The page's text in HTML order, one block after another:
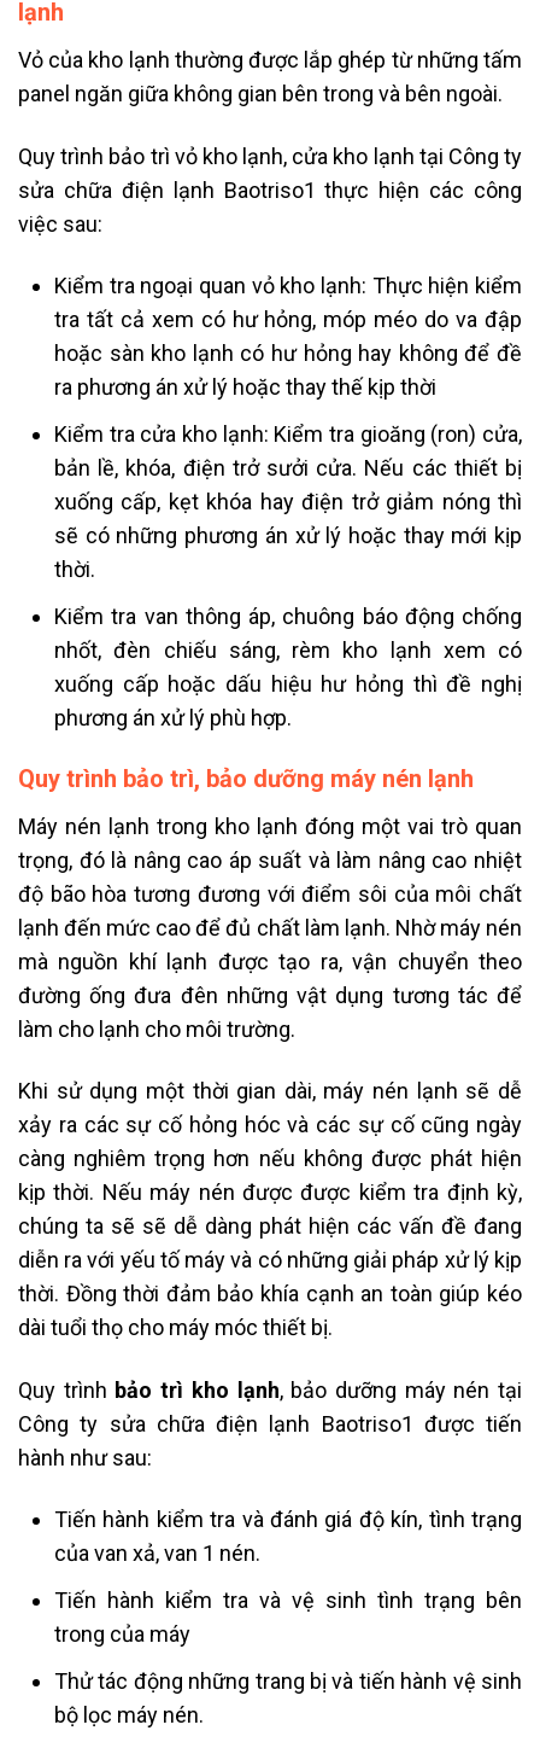
lạnh
Vỏ của kho lạnh thường được lắp ghép từ những tấm
panel ngăn giữa không gian bên trong và bên ngoài.
Quy trình bảo trì vỏ kho lạnh, cửa kho lạnh tại Công ty
sửa chữa điện lạnh Baotriso1 thực hiện các công
việc sau:
Kiểm tra ngoại quan vỏ kho lạnh: Thực hiện kiểm
tra tất cả xem có hư hỏng, móp méo do va đập
hoặc sàn kho lạnh có hư hỏng hay không để đề
ra phương án xử lý hoặc thay thế kịp thời
Kiểm tra cửa kho lạnh: Kiểm tra gioăng (ron) cửa,
bản lề, khóa, điện trở sưởi cửa. Nếu các thiết bị
xuống cấp, kẹt khóa hay điện trở giảm nóng thì
sẽ có những phương án xử lý hoặc thay mới kịp
thời.
Kiểm tra van thông áp, chuông báo động chống
nhốt, đèn chiếu sáng, rèm kho lạnh xem có
xuống cấp hoặc dấu hiệu hư hỏng thì đề nghị
phương án xử lý phù hợp.
Quy trình bảo trì, bảo dưỡng máy nén lạnh
Máy nén lạnh trong kho lạnh đóng một vai trò quan
trọng, đó là nâng cao áp suất và làm nâng cao nhiệt
độ bão hòa tương đương với điểm sôi của môi chất
lạnh đến mức cao để đủ chất làm lạnh. Nhờ máy nén
mà nguồn khí lạnh được tạo ra, vận chuyển theo
đường ống đưa đên những vật dụng tương tác để
làm cho lạnh cho môi trường.
Khi sử dụng một thời gian dài, máy nén lạnh sẽ dễ
xảy ra các sự cố hỏng hóc và các sự cố cũng ngày
càng nghiêm trọng hơn nếu không được phát hiện
kịp thời. Nếu máy nén được được kiểm tra định kỳ,
chúng ta sẽ sẽ dễ dàng phát hiện các vấn đề đang
diễn ra với yếu tố máy và có những giải pháp xử lý kịp
thời. Đồng thời đảm bảo khía cạnh an toàn giúp kéo
dài tuổi thọ cho máy móc thiết bị.
Quy trình bảo trì kho lạnh, bảo dưỡng máy nén tại
Công ty sửa chữa điện lạnh Baotriso1 được tiến
hành như sau:
Tiến hành kiểm tra và đánh giá độ kín, tình trạng
của van xả, van 1 nén.
Tiến hành kiểm tra và vệ sinh tình trạng bên
trong của máy
Thử tác động những trang bị và tiến hành vệ sinh
bộ lọc máy nén.